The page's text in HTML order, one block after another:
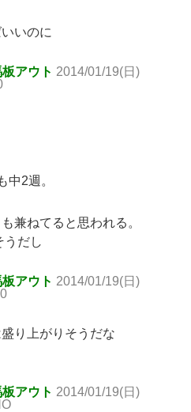
いのに
アウト 2014/01/19(日)
2週。
兼ねてると思われる。
うだし
アウト 2014/01/19(日)
り上がりそうだな
アウト 2014/01/19(日)